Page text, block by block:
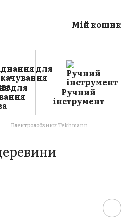
Мій кошик
для Ручний
інструмент
Електролобзики Tekhmann